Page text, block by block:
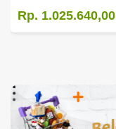
Rp. 1.025.640,00